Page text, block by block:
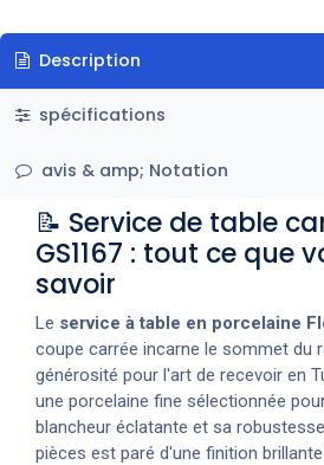
Description
spécifications
avis & amp; Notation
📝 Service de table
GS1167 : tout ce que
savoir
Le service à table en porcelaine
coupe carrée incarne le sommet du
générosité pour l'art de recevoir en
une porcelaine fine sélectionnée
blancheur éclatante et sa
pièces est paré d'une finition